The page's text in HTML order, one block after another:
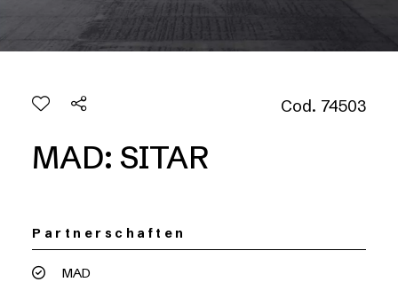
Cod. 74503
MAD: SITAR
Partnerschaften
MAD